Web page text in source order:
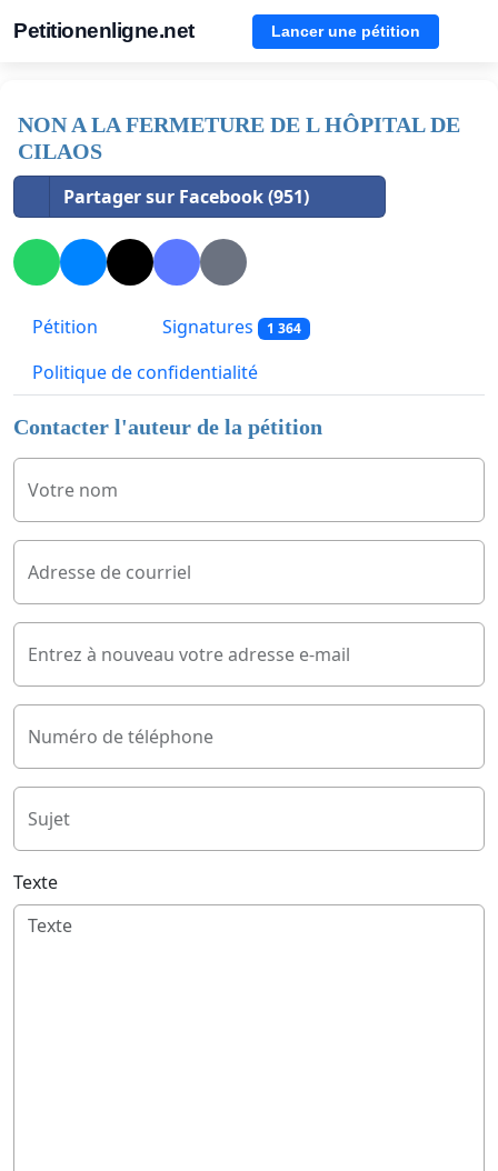
Petitionenligne.net Lancer une pétition
NON A LA FERMETURE DE L HÔPITAL DE
CILAOS
Partager sur Facebook (951)
Pétition Signatures 1 364
Politique de confidentialité
Contacter l'auteur de la pétition
Votre nom
Adresse de courriel
Entrez à nouveau votre adresse e-mail
Numéro de téléphone
Sujet
Texte